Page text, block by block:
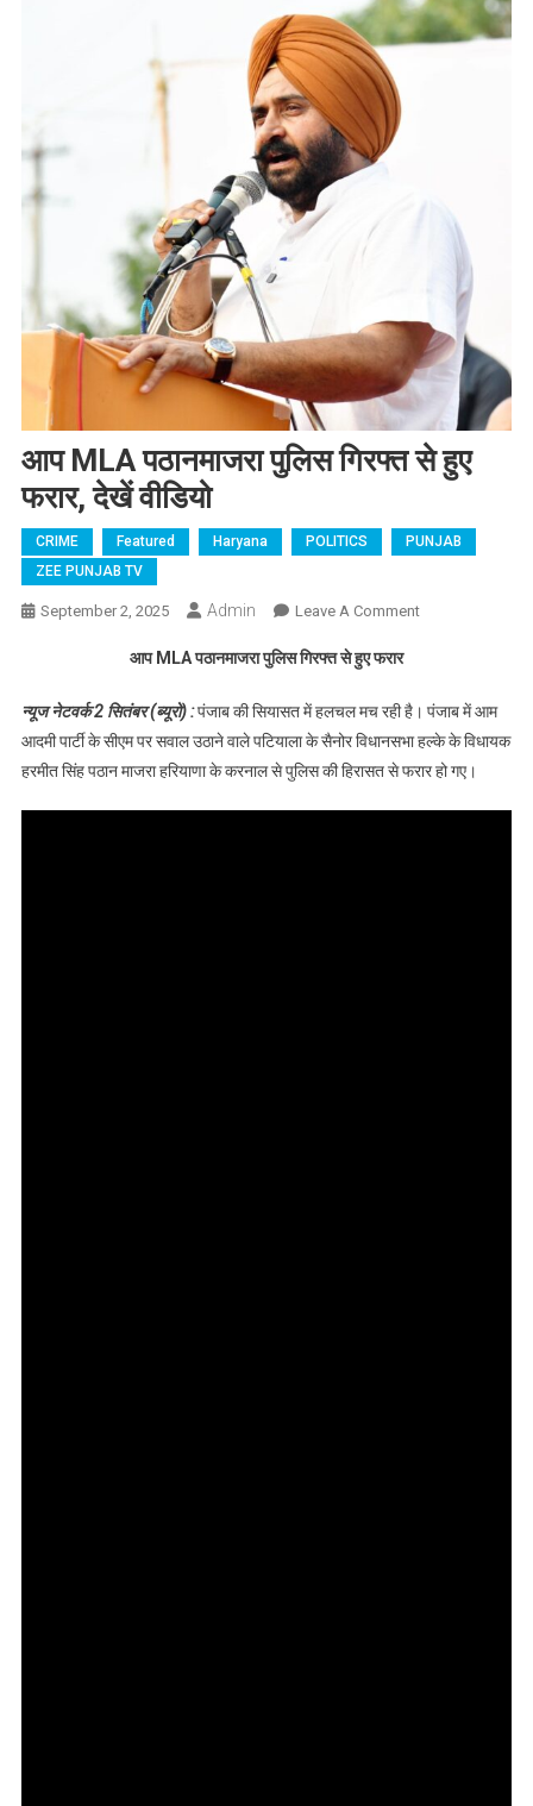
आप MLA पठानमाजरा पुलिस गिरफ्त से हुए
फरार, देखें वीडियो
CRIME Featured Haryana POLITICS
PUNJAB
ZEE PUNJAB TV
September 2, 2025 Admin Leave A CommentOn आप MLA
वीडियो
आप MLA पठानमाजरा पुलिस गिरफ्त से हुए फरार
न्यूज नेटवर्क 2 सितंबर (ब्यूरो) :पंजाब की सियासत में हलचल मच रही है। पंजाब में आम
आदमी पार्टी के सीएम पर सवाल उठाने वाले पटियाला के सैनोर विधानसभा हल्के के विधायक
हरमीत सिंह पठान माजरा हरियाणा के करनाल से पुलिस की हिरासत से फरार हो गए।